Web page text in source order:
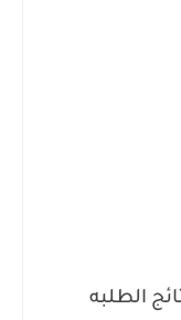
الطلبه